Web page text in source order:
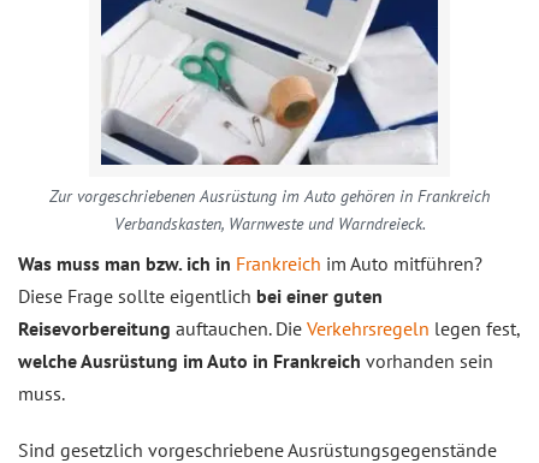
Zur vorgeschriebenen Ausrüstung im Auto gehören in Frankreich
Verbandskasten, Warnweste und Warndreieck.
Was muss man bzw. ich in Frankreich im Auto mitführen?
Diese Frage sollte eigentlich bei einer guten
Reisevorbereitung auftauchen. Die Verkehrsregeln legen fest,
welche Ausrüstung im Auto in Frankreich vorhanden sein
muss.
Sind gesetzlich vorgeschriebene Ausrüstungsgegenstände